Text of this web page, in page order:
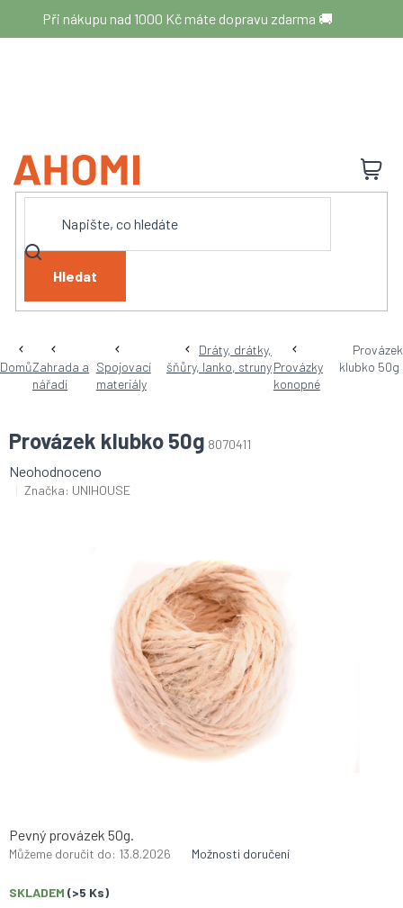
obsah
Při nákupu nad 1000 Kč máte dopravu zdarma 🚚
Hledat
DomůZahrada a
nářadí
Spojovací
materiály
Dráty, drátky,
šňůry, lanko, strunyProvázky
konopné
Provázek
klubko 50g
Provázek klubko 50g 8070411
Průměrné
hodnocení
Neohodnoceno
Značka: UNIHOUSE
SKLADEM (>5 Ks)
Můžeme doručit do: 13.8.2026 Možnosti doručení
Pevný provázek 50g.